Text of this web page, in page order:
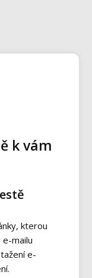
k vám
kterou
mailu
e-